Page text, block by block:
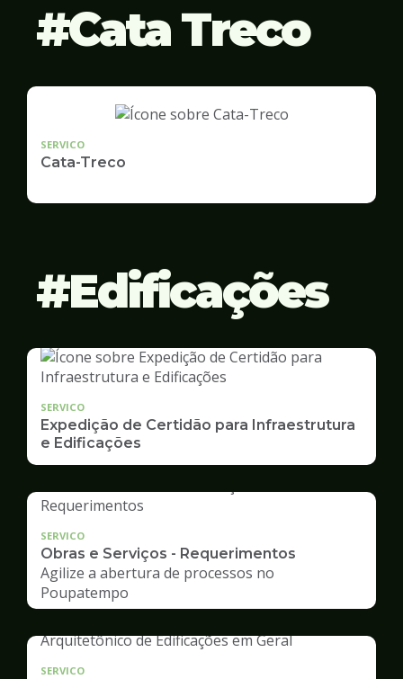
Cata Treco
SERVICO
Cata-Treco
Edificações
SERVICO
Expedição de Certidão para Infraestrutura
e Edificações
SERVICO
Obras e Serviços - Requerimentos
Agilize a abertura de processos no
Poupatempo
SERVICO